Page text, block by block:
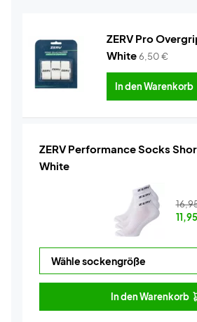
ZERV Pro
White6,50€
In den Warenkorb
ZERV Performance Socks
White
11,95
In den Warenkorb